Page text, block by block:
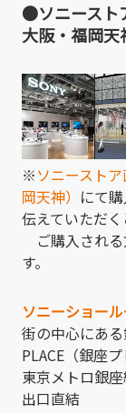
●ソニースト
大阪・福岡天
※ソニースト
岡天神） にて
伝えていただく
ご購入される
す。
ソニーショー
街の中心にあ
PLACE（銀座
東京メトロ銀
出口直結